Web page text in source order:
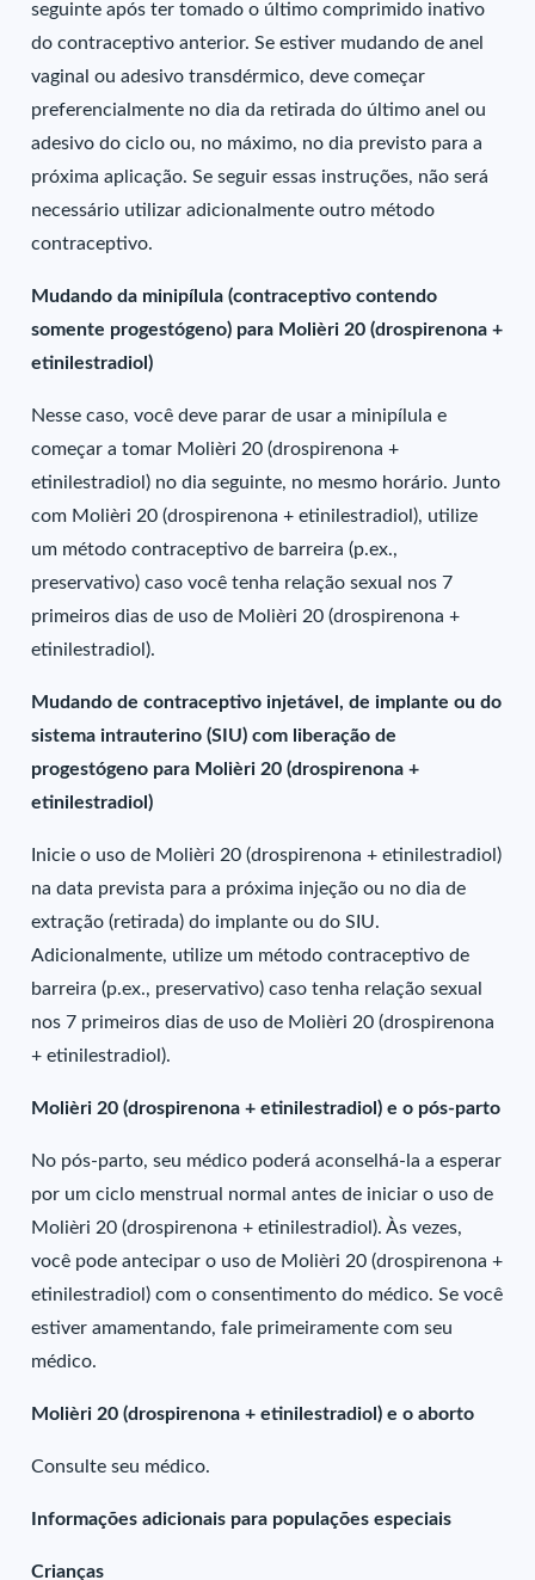
seguinte após ter tomado o último comprimido inativo
do contraceptivo anterior. Se estiver mudando de anel
vaginal ou adesivo transdérmico, deve começar
preferencialmente no dia da retirada do último anel ou
adesivo do ciclo ou, no máximo, no dia previsto para a
próxima aplicação. Se seguir essas instruções, não será
necessário utilizar adicionalmente outro método
contraceptivo.
Mudando da minipílula (contraceptivo contendo
somente progestógeno) para Molièri 20 (drospirenona +
etinilestradiol)
Nesse caso, você deve parar de usar a minipílula e
começar a tomar Molièri 20 (drospirenona +
etinilestradiol) no dia seguinte, no mesmo horário. Junto
com Molièri 20 (drospirenona + etinilestradiol), utilize
um método contraceptivo de barreira (p.ex.,
preservativo) caso você tenha relação sexual nos 7
primeiros dias de uso de Molièri 20 (drospirenona +
etinilestradiol).
Mudando de contraceptivo injetável, de implante ou do
sistema intrauterino (SIU) com liberação de
progestógeno para Molièri 20 (drospirenona +
etinilestradiol)
Inicie o uso de Molièri 20 (drospirenona + etinilestradiol)
na data prevista para a próxima injeção ou no dia de
extração (retirada) do implante ou do SIU.
Adicionalmente, utilize um método contraceptivo de
barreira (p.ex., preservativo) caso tenha relação sexual
nos 7 primeiros dias de uso de Molièri 20 (drospirenona
+ etinilestradiol).
Molièri 20 (drospirenona + etinilestradiol) e o pós-parto
No pós-parto, seu médico poderá aconselhá-la a esperar
por um ciclo menstrual normal antes de iniciar o uso de
Molièri 20 (drospirenona + etinilestradiol). Às vezes,
você pode antecipar o uso de Molièri 20 (drospirenona +
etinilestradiol) com o consentimento do médico. Se você
estiver amamentando, fale primeiramente com seu
médico.
Molièri 20 (drospirenona + etinilestradiol) e o aborto
Consulte seu médico.
Informações adicionais para populações especiais
Crianças